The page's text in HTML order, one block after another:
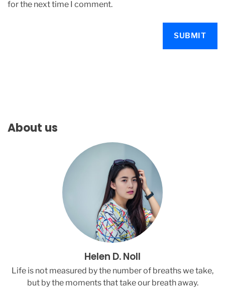
for the next time I comment.
About us
Helen D. Noll
Life is not measured by the number of breaths we take,
but by the moments that take our breath away.